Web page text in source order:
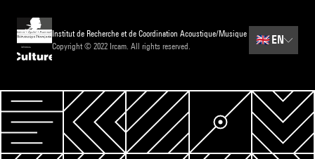
Institut de Recherche et de Coordination Acoustique/Musique
Copyright © 2022 Ircam. All rights reserved.
🇬🇧 EN